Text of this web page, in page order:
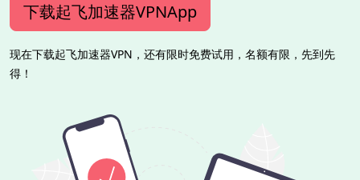
下载起飞加速器VPNApp
现在下载起飞加速器VPN，还有限时免费试用，名额有限，先到先
得！